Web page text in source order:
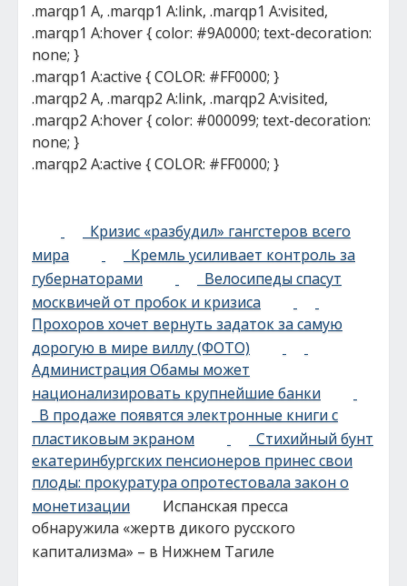
.marqp1 A, .marqp1 A:link, .marqp1 A:visited,
.marqp1 A:hover { color: #9A0000; text-decoration:
none; }
.marqp1 A:active { COLOR: #FF0000; }
.marqp2 A, .marqp2 A:link, .marqp2 A:visited,
.marqp2 A:hover { color: #000099; text-decoration:
none; }
.marqp2 A:active { COLOR: #FF0000; }
Кризис «разбудил» гангстеров всего
мира
Кремль усиливает контроль за
губернаторами
Велосипеды спасут
москвичей от пробок и кризиса
Прохоров хочет вернуть задаток за самую
дорогую в мире виллу (ФОТО)
Администрация Обамы может
национализировать крупнейшие банки
В продаже появятся электронные книги с
пластиковым экраном
Стихийный бунт
екатеринбургских пенсионеров принес свои
плоды: прокуратура опротестовала закон о
монетизации
Испанская пресса
обнаружила «жертв дикого русского
капитализма» – в Нижнем Тагиле